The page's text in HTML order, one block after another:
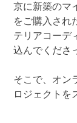
京に新築のマ
をご購入され
テリアコーデ
込んでくださ
そこで、オン
ロジェクトを